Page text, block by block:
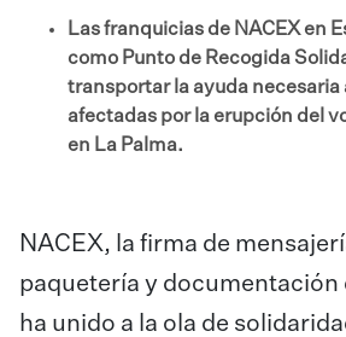
Las franquicias de NACEX en
como Punto de Recogida
transportar la ayuda necesaria
afectadas por la erupción del
en La Palma.
NACEX, la firma de
paquetería y documentación
ha unido a la ola de